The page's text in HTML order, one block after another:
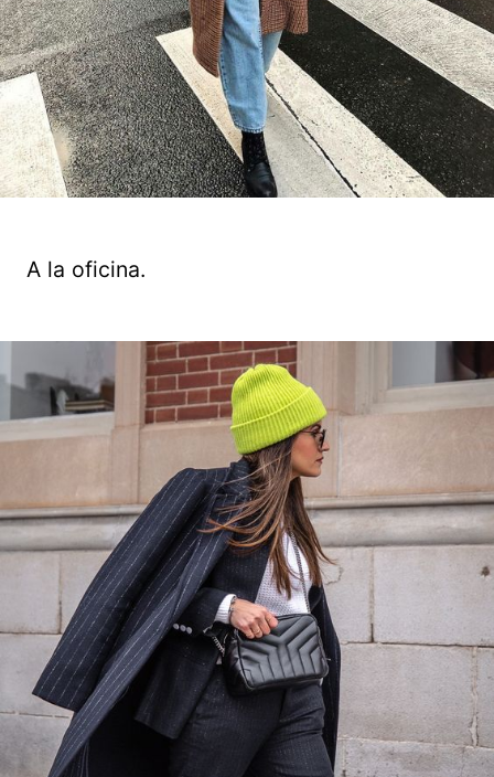
A la oficina.